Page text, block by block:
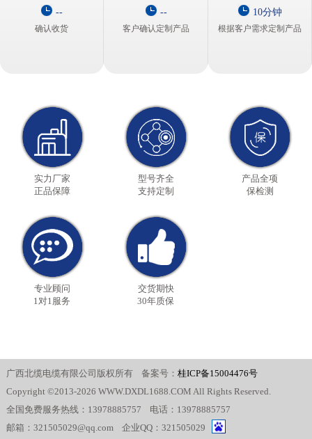
10分钟
根据客户需求定制产品
--
客户确认定制产品
--
确认收货
实力厂家
正品保障
型号齐全
支持定制
产品全项
保检测
专业顾问
1对1服务
交货期快
30年质保
广西北缆电缆有限公司版权所有 备案号： 桂ICP备15004476号
Copyright ©2013-2026 WWW.DXDL1688.COM All Rights Reserved.
全国免费服务热线：13978885757 电话：13978885757
邮箱：321505029@qq.com 企业QQ：321505029